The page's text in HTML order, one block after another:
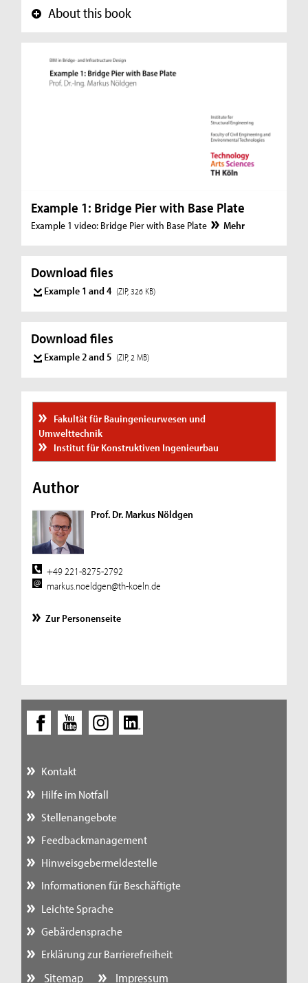
+ About this book
Example 1: Bridge Pier with Base Plate
Example 1 video: Bridge Pier with Base Plate Mehr
Download files
Example 1 and 4 (ZIP, 326 KB)
Download files
Example 2 and 5 (ZIP, 2 MB)
Fakultät für Bauingenieurwesen und
Umwelttechnik
Institut für Konstruktiven Ingenieurbau
Author
Prof. Dr. Markus Nöldgen
+49 221-8275-2792
markus.noeldgen@th-koeln.de
Zur Personenseite
Kontakt
Hilfe im Notfall
Stellenangebote
Feedbackmanagement
Hinweisgebermeldestelle
Informationen für Beschäftigte
Leichte Sprache
Gebärdensprache
Erklärung zur Barrierefreiheit
Sitemap Impressum